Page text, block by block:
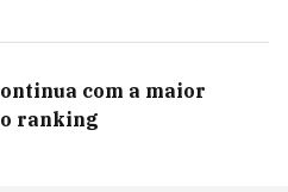
com a maior
ranking